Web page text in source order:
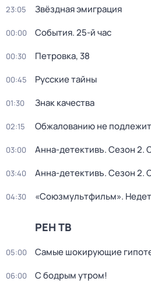
23:05 Звёздная эмиграция
00:00 События. 25-й час
00:30 Петровка, 38
00:45 Русские тайны
01:30 Знак качества
02:15 Обжалованию не подлежит
03:00 Анна-детективъ. Сезон 2.
03:40 Анна-детективъ. Сезон 2.
04:30 «Союзмультфильм».
РЕН ТВ
05:00 Самые шoкиpующие
06:00 С бодрым утром!